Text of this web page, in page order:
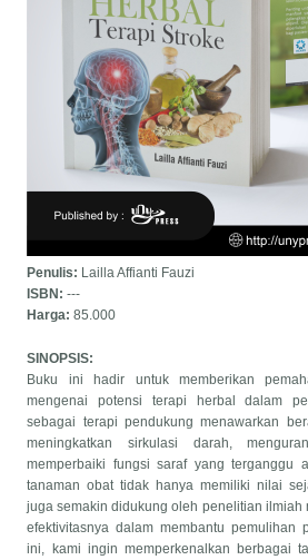
Penulis: Lailla Affianti Fauzi
ISBN:---
Harga:85.000
SINOPSIS:
Buku ini hadir untuk memberikan
mengenai potensi terapi herbal dalam
sebagai terapi pendukung menawarkan
meningkatkan sirkulasi darah,
memperbaiki fungsi saraf yang terganggu
tanaman obat tidak hanya memiliki nilai
juga semakin didukung oleh penelitian ilmiah
efektivitasnya dalam membantu pemulihan
ini, kami ingin memperkenalkan berbagai